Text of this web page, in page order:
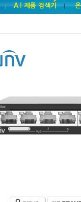
A.I 제품 검색기